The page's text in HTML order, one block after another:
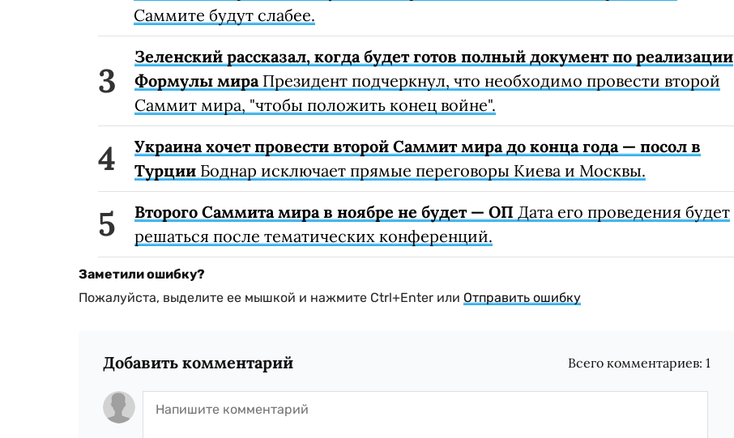
Саммите будут слабее.
Зеленский рассказал, когда будет готов полный документ по реализации
Формулы мираПрезидент подчеркнул, что необходимо провести второй
Саммит мира, "чтобы положить конец войне".
Украина хочет провести второй Саммит мира до конца года — посол в
Турции Боднар исключает прямые переговоры Киева и Москвы.
Второго Саммита мира в ноябре не будет — ОП Дата его проведения будет
решаться после тематических конференций.
Заметили ошибку?
Пожалуйста, выделите ее мышкой и нажмите Ctrl+Enter или Отправить ошибку
Добавить комментарий Всего комментариев:1